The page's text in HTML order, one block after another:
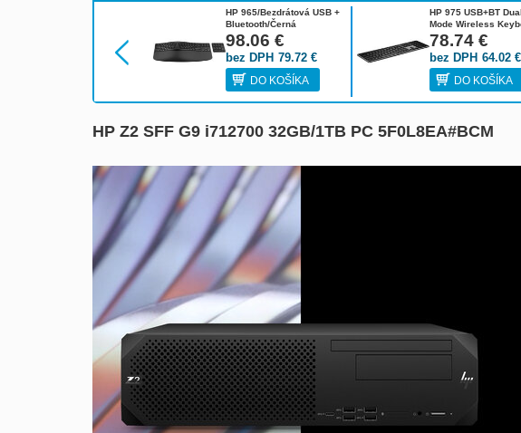
HP 965/Bezdrátová USB +
Bluetooth/Černá
7E756AA#BCM
98.06 €
79.72 €
bez DPH
DO KOŠÍKA
HP 975 USB+BT
Mode Wireless
CZ 3Z726AA#BCM
78.74 €
64.02 €
bez DPH
DO KOŠÍKA
HP Z2 SFF G9 i712700 32GB/1TB PC 5F0L8EA#BCM